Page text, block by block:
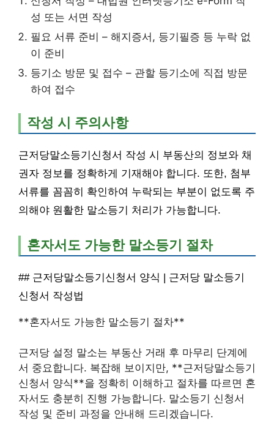
성 또는 서면 작성
필요 서류 준비 – 해지증서, 등기필증 등 누락 없
이 준비
등기소 방문 및 접수 – 관할 등기소에 직접 방문
하여 접수
작성 시 주의사항
근저당말소등기신청서 작성 시 부동산의 정보와 채
권자 정보를 정확하게 기재해야 합니다. 또한, 첨부
서류를 꼼꼼히 확인하여 누락되는 부분이 없도록 주
의해야 원활한 말소등기 처리가 가능합니다.
혼자서도 가능한 말소등기 절차
## 근저당말소등기신청서 양식 | 근저당 말소등기
신청서 작성법
**혼자서도 가능한 말소등기 절차**
근저당 설정 말소는 부동산 거래 후 마무리 단계에
서 중요합니다. 복잡해 보이지만, **근저당말소등기
신청서 양식**을 정확히 이해하고 절차를 따르면 혼
자서도 충분히 진행 가능합니다. 말소등기 신청서
작성 및 준비 과정을 안내해 드리겠습니다.